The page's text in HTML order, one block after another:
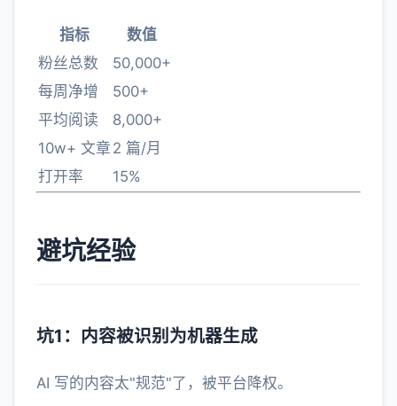
指标
数值
粉丝总数
50,000+
每周净增
500+
平均阅读
8,000+
10w+ 文章 2 篇/月
打开率
15%
避坑经验
坑1：内容被识别为机器生成
AI 写的内容太"规范"了，被平台降权。